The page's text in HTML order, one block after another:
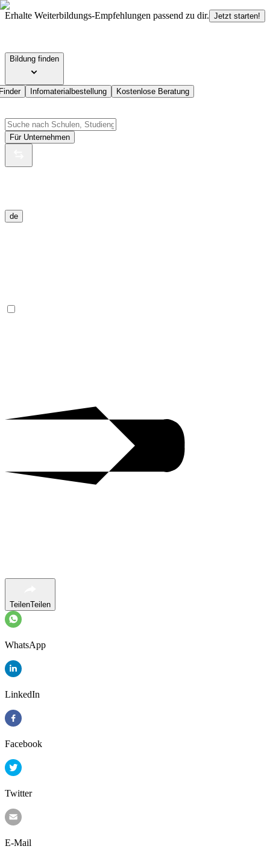
Erhalte Weiterbildungs-Empfehlungen passend zu dir. Jetzt starten!
Bildung finden
Infomaterialbestellung Kostenlose Beratung
Für Unternehmen
de
TeilenTeilen
WhatsApp
LinkedIn
Facebook
Twitter
E-Mail